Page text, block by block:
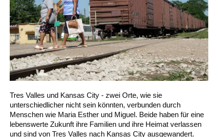
Tres Valles und Kansas City - zwei Orte, wie sie
unterschiedlicher nicht sein könnten, verbunden durch
Menschen wie Maria Esther und Miguel. Beide haben für eine
lebenswerte Zukunft ihre Familien und ihre Heimat verlassen
und sind von Tres Valles nach Kansas City ausgewandert.